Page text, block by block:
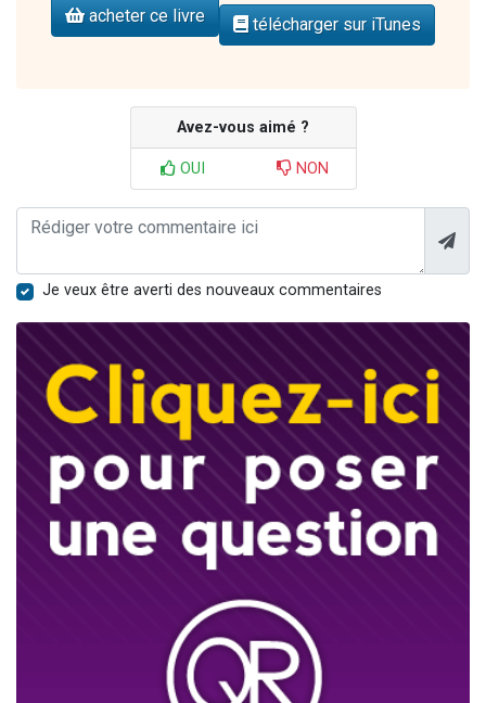
acheter ce livre télécharger sur iTunes
Avez-vous aimé ?
OUI NON
Je veux être averti des nouveaux commentaires